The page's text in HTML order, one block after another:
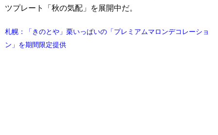
ツプレート「秋の気配」を展開中だ。
札幌：「きのとや」栗いっぱいの「プレミアムマロンデコレーショ
ン」を期間限定提供